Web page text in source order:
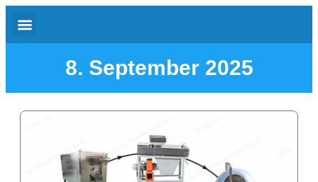
8. September 2025